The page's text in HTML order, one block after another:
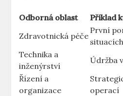
Odborná oblast
Příklad
Zdravotnická péče
První
situacích
Technika a
inženýrství
Údržba
Řízení a
organizace
operací